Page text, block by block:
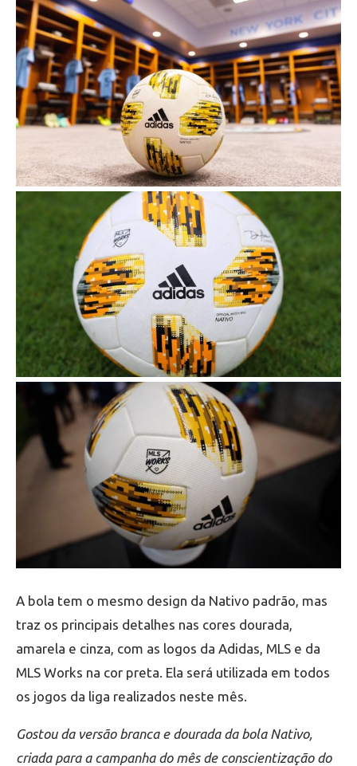
A bola tem o mesmo design da Nativo padrão, mas
traz os principais detalhes nas cores dourada,
amarela e cinza, com as logos da Adidas, MLS e da
MLS Works na cor preta. Ela será utilizada em todos
os jogos da liga realizados neste mês.
Gostou da versão branca e dourada da bola Nativo,
criada para a campanha do mês de conscientização do